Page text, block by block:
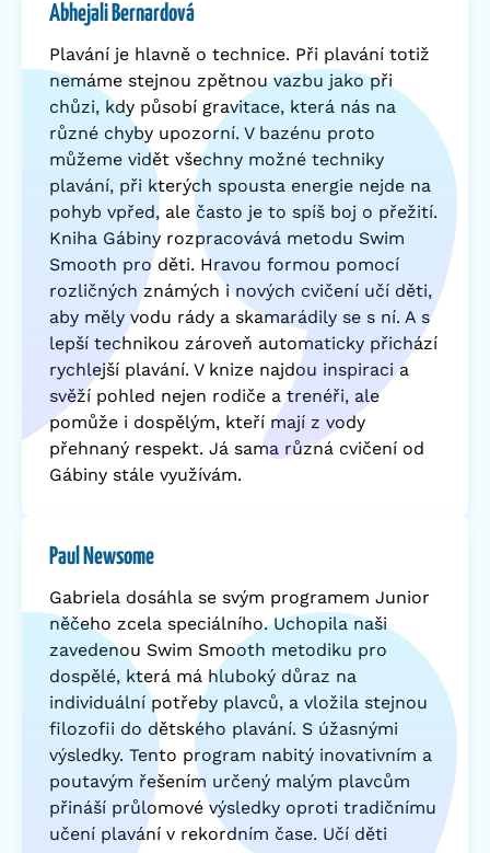
Abhejali Bernardová
Plavání je hlavně o technice. Při plavání totiž
nemáme stejnou zpětnou vazbu jako při
chůzi, kdy působí gravitace, která nás na
různé chyby upozorní. V bazénu proto
můžeme vidět všechny možné techniky
plavání, při kterých spousta energie nejde na
pohyb vpřed, ale často je to spíš boj o přežití.
Kniha Gábiny rozpracovává metodu Swim
Smooth pro děti. Hravou formou pomocí
rozličných známých i nových cvičení učí děti,
aby měly vodu rády a skamarádily se s ní. A s
lepší technikou zároveň automaticky přichází
rychlejší plavání. V knize najdou inspiraci a
svěží pohled nejen rodiče a trenéři, ale
pomůže i dospělým, kteří mají z vody
přehnaný respekt. Já sama různá cvičení od
Gábiny stále využívám.
Paul Newsome
Gabriela dosáhla se svým programem Junior
něčeho zcela speciálního. Uchopila naši
zavedenou Swim Smooth metodiku pro
dospělé, která má hluboký důraz na
individuální potřeby plavců, a vložila stejnou
filozofii do dětského plavání. S úžasnými
výsledky. Tento program nabitý inovativním a
poutavým řešením určený malým plavcům
přináší průlomové výsledky oproti tradičnímu
učení plavání v rekordním čase. Učí děti